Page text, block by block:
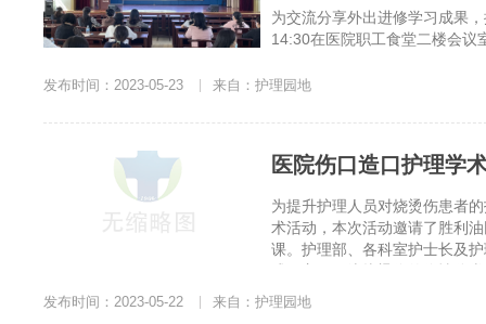
为交流分享外出进修学习成果
14:30在医院职工食堂二楼会议
从医院文化建设、“6+2S”管理
发布时间：2023-05-23 来自：护理园地
医院伤口造口护理学
为提升护理人员对烧烫伤患者
术活动，本次活动邀请了胜利
课。护理部、各科室护士长及
发布时间：2023-05-22 来自：护理园地